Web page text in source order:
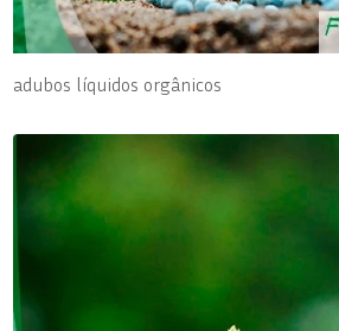
adubos líquidos orgânicos